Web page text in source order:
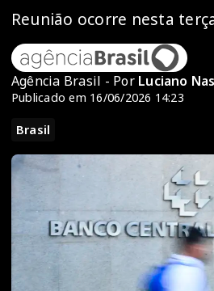
Reunião ocorre nesta
Agência Brasil - Por Luciano
Publicado em 16/06/2026 14:23
Brasil